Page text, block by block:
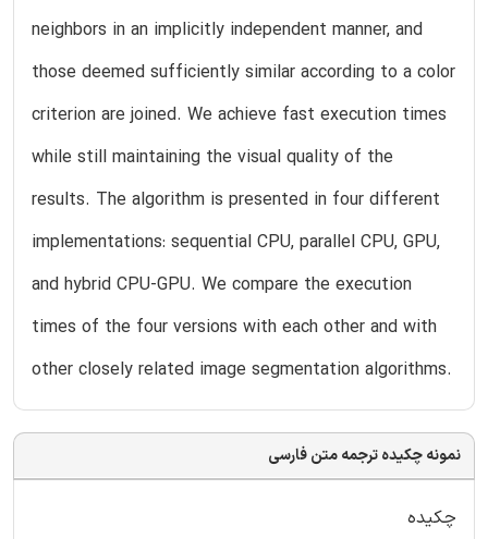
neighbors in an implicitly independent manner, and
those deemed sufficiently similar according to a color
criterion are joined. We achieve fast execution times
while still maintaining the visual quality of the
results. The algorithm is presented in four different
implementations: sequential CPU, parallel CPU, GPU,
and hybrid CPU-GPU. We compare the execution
times of the four versions with each other and with
other closely related image segmentation algorithms.
نمونه چکیده ترجمه متن فارسی
چکیده